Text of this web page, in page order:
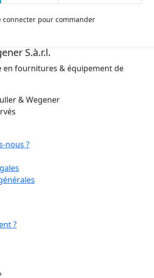
connecter pour commander
S.à.r.l.
en fournitures & équipement de
& Wegener
nous ?
?